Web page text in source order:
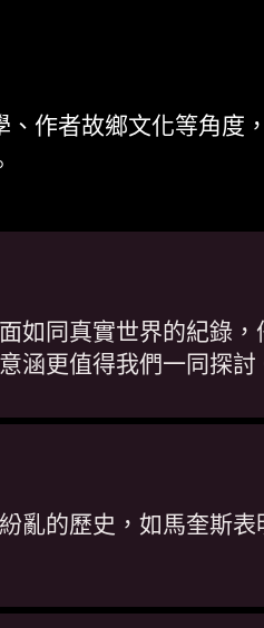
作者故鄉文化等角度
如同真實世界的紀錄
涵更值得我們一同探討
亂的歷史，如馬奎斯表